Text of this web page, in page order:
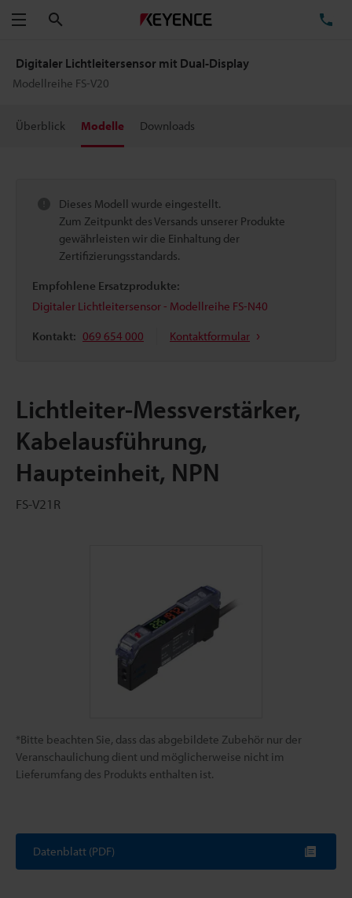
Menü
Digitaler Lichtleitersensor mit Dual-Display
Modellreihe FS-V20
Überblick Modelle Downloads
Dieses Modell wurde eingestellt.
Zum Zeitpunkt des Versands unserer Produkte
gewährleisten wir die Einhaltung der
Zertifizierungsstandards.
Empfohlene Ersatzprodukte:
Digitaler Lichtleitersensor - Modellreihe FS-N40
Kontakt: 069 654 000 Kontaktformular
Lichtleiter-Messverstärker,
Kabelausführung,
Haupteinheit, NPN
FS-V21R
*Bitte beachten Sie, dass das abgebildete Zubehör nur der
Veranschaulichung dient und möglicherweise nicht im
Lieferumfang des Produkts enthalten ist.
Datenblatt (PDF)